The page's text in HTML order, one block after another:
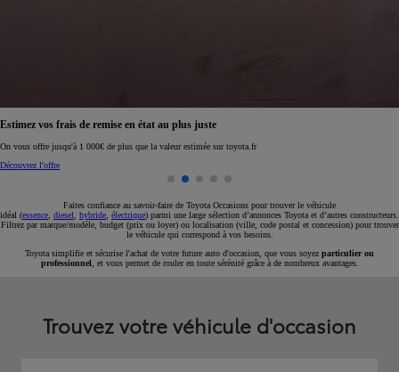
Réservez en ligne votre occasion pour 1€ seulement
Réservez en ligne
Faites confiance au savoir-faire de Toyota Occasions pour trouver le véhicule
idéal (essence diesel hybride électrique) parmi une large sélection d’annonces Toyota et d’autres constructeurs.
Filtrez par marque/modèle, budget (prix ou loyer) ou localisation (ville, code postal et concession) pour trouver
le véhicule qui correspond à vos besoins.
Toyota simplifie et sécurise l'achat de votre future auto d'occasion, que vous soyez particulier ou
professionnel , et vous permet de rouler en toute sérénité grâce à de nombreux avantages.
Trouvez votre véhicule d'occasion